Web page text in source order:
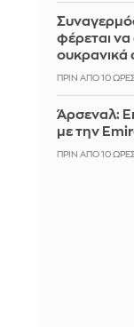
φέρεται να
ουκρανικά
ΠΡΙΝ ΑΠΌ 10
Άρσεναλ:
με την
ΠΡΙΝ ΑΠΌ 10